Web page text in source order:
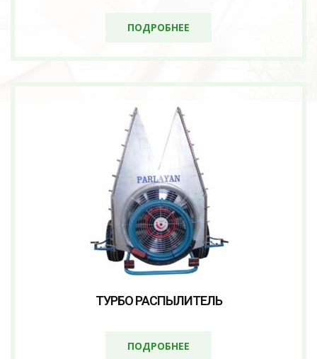
ПОДРОБНЕЕ
ТУРБО РАСПЫЛИТЕЛЬ
ПОДРОБНЕЕ